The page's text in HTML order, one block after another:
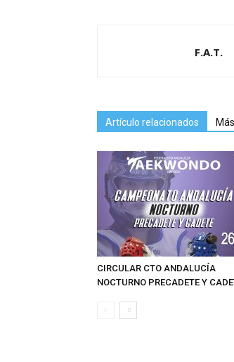
F.A.T.
Artículo relacionados
CIRCULAR CTO ANDALUCÍA
NOCTURNO PRECADETE Y